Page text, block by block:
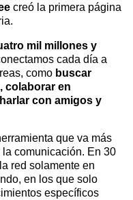
creó la primera página
mil millones y
cada día a
como buscar
colaborar en
con amigos y
que va más
comunicación. En 30
red solamente en
en los que solo
específicos